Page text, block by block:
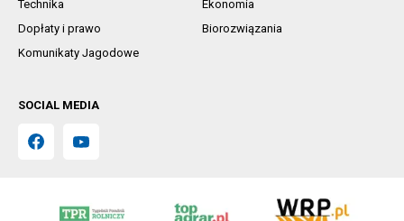
Technika
Ekonomia
Dopłaty i prawo
Biorozwiązania
Komunikaty Jagodowe
SOCIAL MEDIA